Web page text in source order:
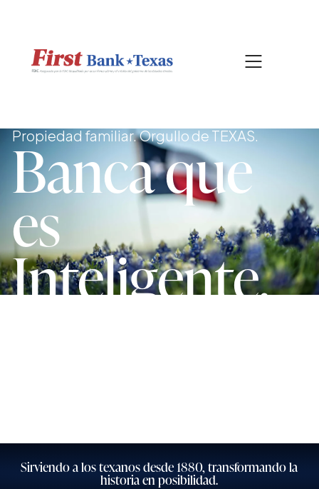
Propiedad familiar. Orgullo de TEXAS.
Banca que
es
Intelig
Sirviendo a los texanos desde 1880, transformando la
historia en posibilidad.